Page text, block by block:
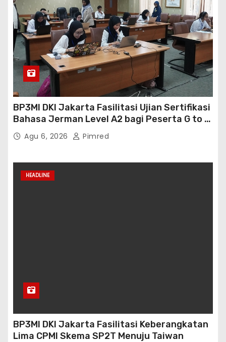
BP3MI DKI Jakarta Fasilitasi Ujian Sertifikasi
Bahasa Jerman Level A2 bagi Peserta G to G
Jerman Batch VII
Agu 6, 2026 Pimred
HEADLINE
BP3MI DKI Jakarta Fasilitasi Keberangkatan
Lima CPMI Skema SP2T Menuju Taiwan